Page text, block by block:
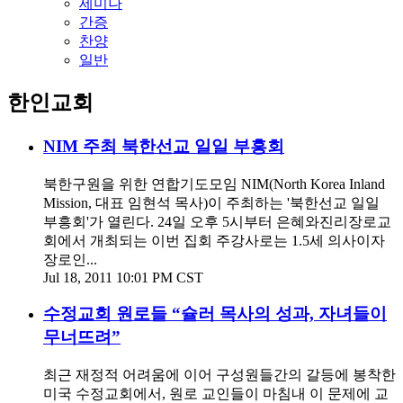
세미나
간증
찬양
일반
한인교회
NIM 주최 북한선교 일일 부흥회
북한구원을 위한 연합기도모임 NIM(North Korea Inland
Mission, 대표 임현석 목사)이 주최하는 '북한선교 일일
부흥회'가 열린다. 24일 오후 5시부터 은혜와진리장로교
회에서 개최되는 이번 집회 주강사로는 1.5세 의사이자
장로인...
Jul 18, 2011 10:01 PM CST
수정교회 원로들 “슐러 목사의 성과, 자녀들이
무너뜨려”
최근 재정적 어려움에 이어 구성원들간의 갈등에 봉착한
미국 수정교회에서, 원로 교인들이 마침내 이 문제에 교